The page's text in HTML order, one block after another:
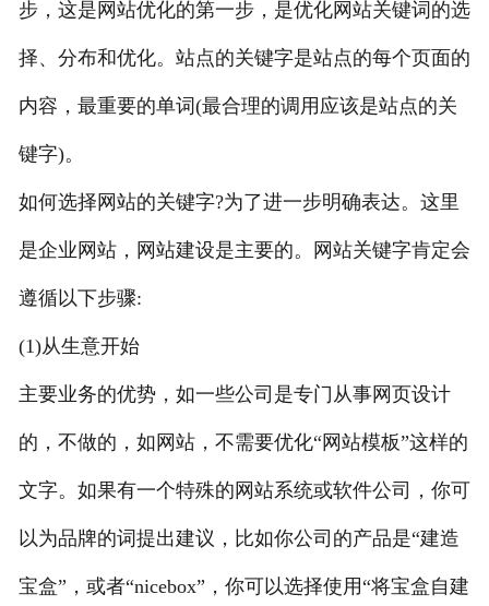
步，这是网站优化的第一步，是优化网站关键词的选
择、分布和优化。站点的关键字是站点的每个页面的
内容，最重要的单词(最合理的调用应该是站点的关
键字)。
如何选择网站的关键字?为了进一步明确表达。这里
是企业网站，网站建设是主要的。网站关键字肯定会
遵循以下步骤:
(1)从生意开始
主要业务的优势，如一些公司是专门从事网页设计
的，不做的，如网站，不需要优化“网站模板”这样的
文字。如果有一个特殊的网站系统或软件公司，你可
以为品牌的词提出建议，比如你公司的产品是“建造
宝盒”，或者“nicebox”，你可以选择使用“将宝盒自建